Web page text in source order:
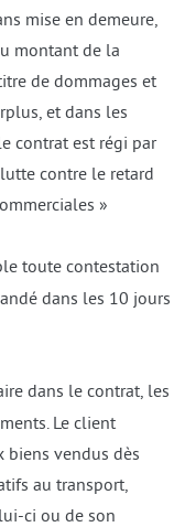
mise en demeure,
montant de la
de dommages et
et dans les
contrat est régi par
contre le retard
»
toute contestation
dans les 10 jours
dans le contrat, les
Le client
biens vendus dès
au transport,
ci ou de son